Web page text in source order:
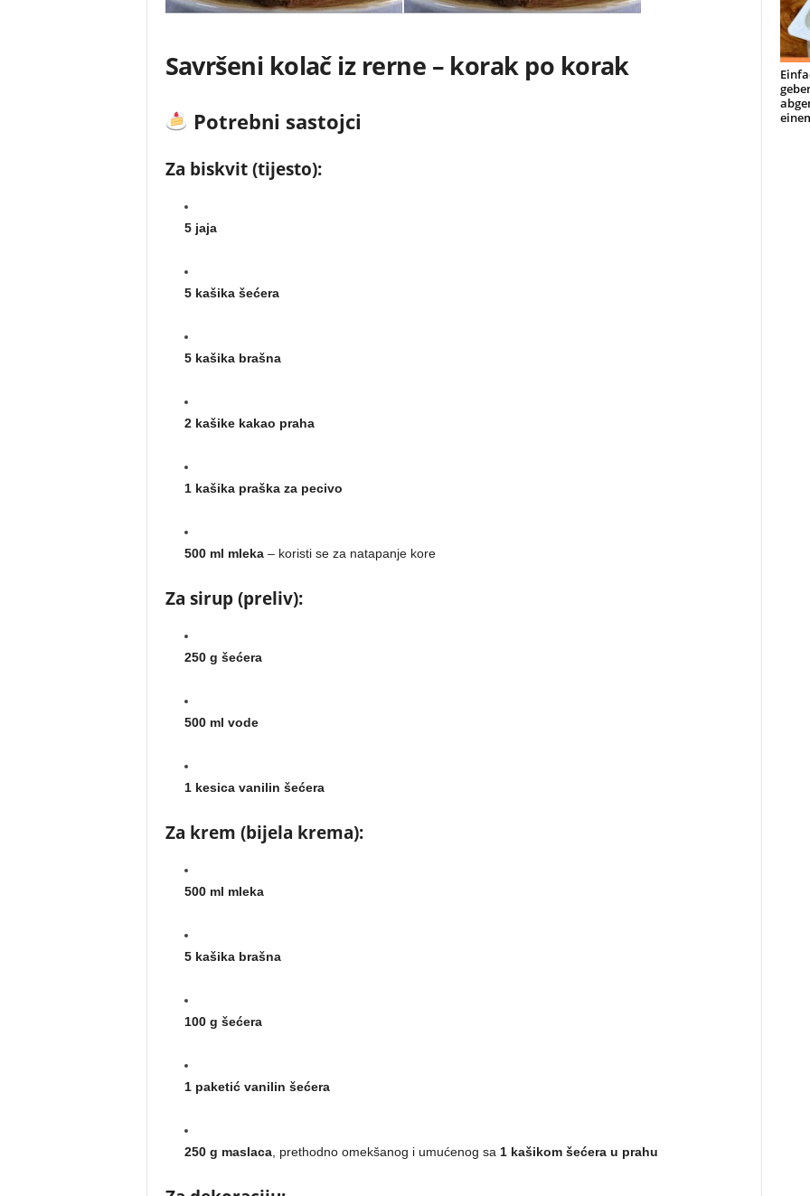
Savršeni kolač iz rerne – korak po korak
Potrebni sastojci
Za biskvit (tijesto):
5 jaja
5 kašika šećera
5 kašika brašna
2 kašike kakao praha
1 kašika praška za pecivo
500 ml mleka– koristi se za natapanje kore
Za sirup (preliv):
250 g šećera
500 ml vode
1 kesica vanilin šećera
Za krem (bijela krema):
500 ml mleka
5 kašika brašna
100 g šećera
1 paketić vanilin šećera
250 g maslaca, prethodno omekšanog i umućenog sa 1 kašikom šećera u prahu